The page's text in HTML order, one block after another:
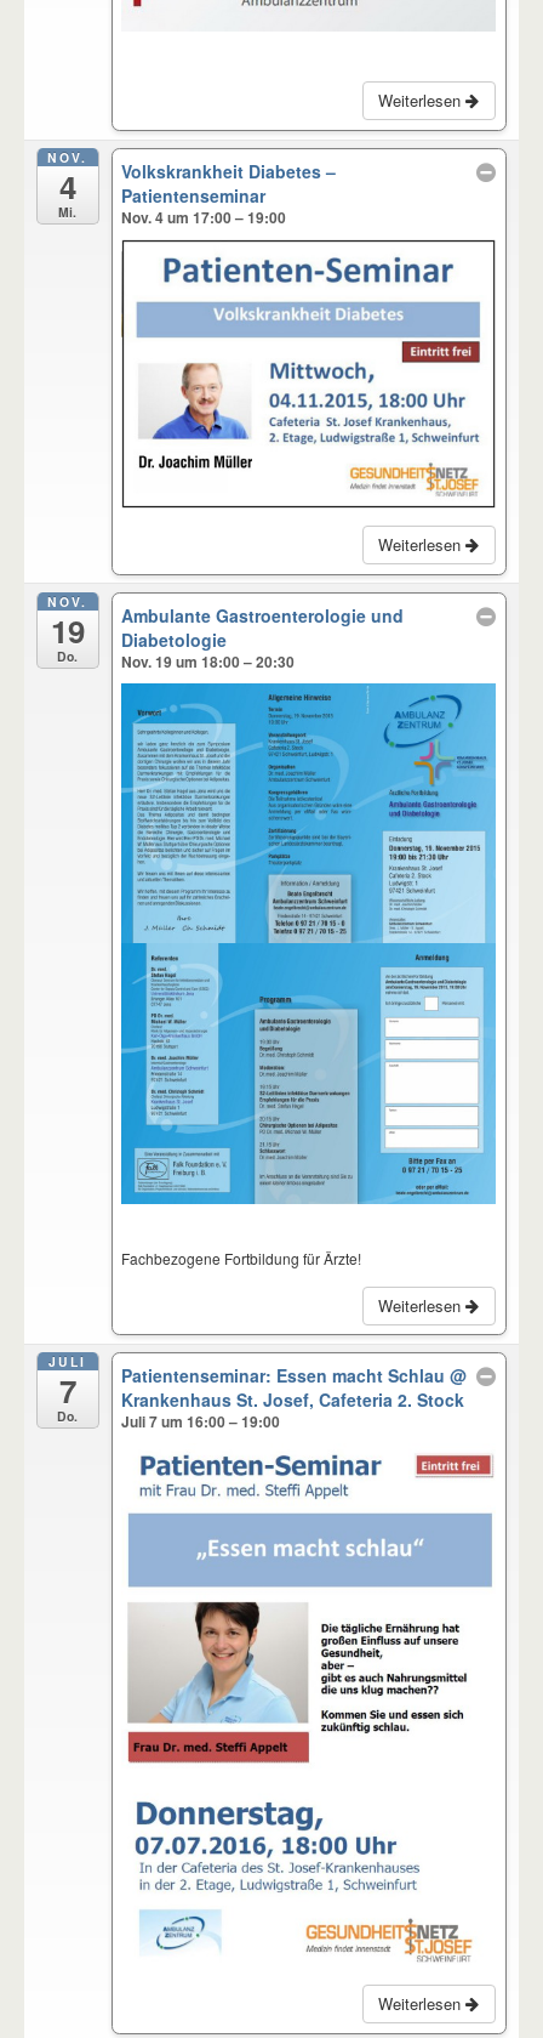
Weiterlesen
NOV.
4
Mi.
Volkskrankheit Diabetes –
Patientenseminar
Nov. 4 um 17:00 – 19:00
Weiterlesen
NOV.
19
Do.
Ambulante Gastroenterologie und
Diabetologie
Nov. 19 um 18:00 – 20:30
Fachbezogene Fortbildung für Ärzte!
Weiterlesen
JULI
7
Do.
Patientenseminar: Essen macht Schlau@
Krankenhaus St. Josef, Cafeteria 2. Stock
Juli 7 um 16:00 – 19:00
Weiterlesen